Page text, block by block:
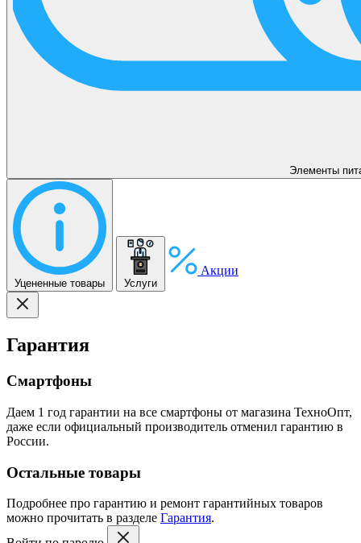
Элементы
Уцененные товары Услуги
Акции
Гарантия
Смартфоны
Даем 1 год гарантии на все смартфоны от магазина ТехноОпт,
даже если официальный производитель отменил гарантию в
России.
Остальные товары
Подробнее про гарантию и ремонт гарантийных товаров
можно прочитать в разделе Гарантия.